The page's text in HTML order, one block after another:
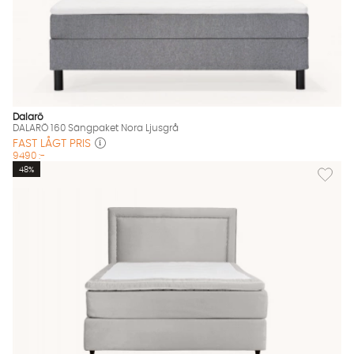
Dalarö
DALARÖ 160 Sängpaket Nora Ljusgrå
FAST LÅGT PRIS
9490 :-
Lägg
48%